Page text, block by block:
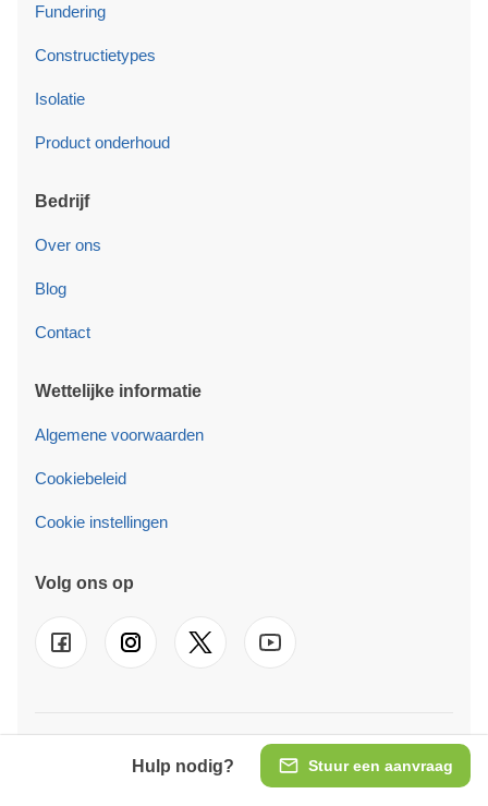
Stuur een aanvraag
Hulp nodig?
Fundering
Constructietypes
Isolatie
Product onderhoud
Bedrijf
Over ons
Blog
Contact
Wettelijke informatie
Algemene voorwaarden
Cookiebeleid
Cookie instellingen
Volg ons op
© 2026 Pineca B.V. Wij zijn ook actief inUK-FR-DE-IT-
-AT-PL-IE